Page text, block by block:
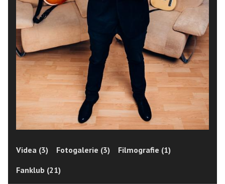
Videa (3) Fotogalerie (3)
Filmografie (1)
Fanklub (21)